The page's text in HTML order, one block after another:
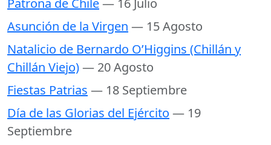
Patrona de Chile— 16 Julio
Asunción de la Virgen — 15 Agosto
Natalicio de Bernardo O’Higgins (Chillán y
Chillán Viejo)— 20 Agosto
Fiestas Patrias — 18 Septiembre
Día de las Glorias del Ejército — 19
Septiembre